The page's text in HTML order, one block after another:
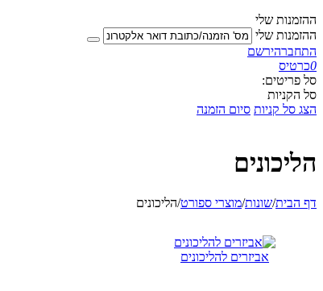
ההזמנות שלי
ההזמנות שלי
התחברהירשם
0כרטיס
סל פריטים:
סל הקניות
הצג סל קניות סיום הזמנה
הליכונים
דף הבית/שונות/מוצרי ספורט/הליכונים
אביזרים להליכונים